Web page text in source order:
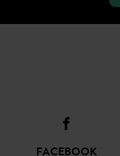
FACEBOOK